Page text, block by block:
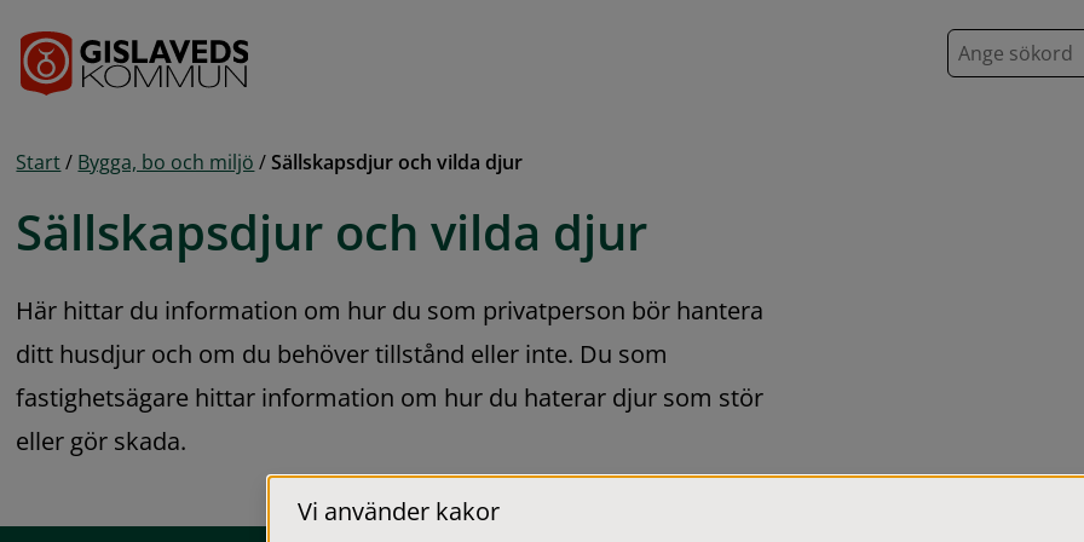
S
ö
Start / Bygga, bo och miljö / Sällskapsdjur och vilda djur
Sällskapsdjur och vilda djur
Här hittar du information om hur du som privatperson bör hantera
ditt husdjur och om du behöver tillstånd eller inte. Du som
fastighetsägare hittar information om hur du haterar djur som stör
eller gör skada.
Vi använder kakor